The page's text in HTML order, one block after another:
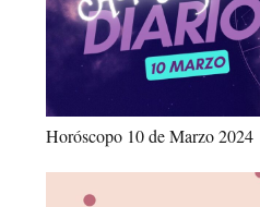
Horóscopo 10 de Marzo 2024